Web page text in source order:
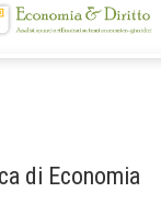
di Economia